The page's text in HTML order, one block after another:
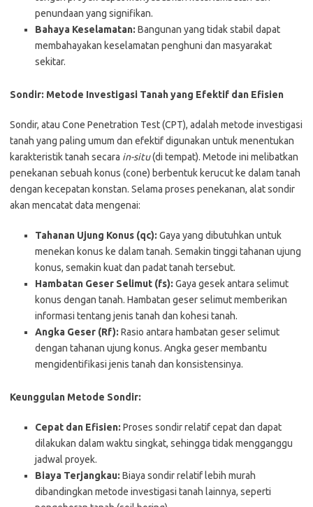
penundaan yang signifikan.
Bahaya Keselamatan: Bangunan yang tidak stabil dapat
membahayakan keselamatan penghuni dan masyarakat
sekitar.
Sondir: Metode Investigasi Tanah yang Efektif dan Efisien
Sondir, atau Cone Penetration Test (CPT), adalah metode investigasi
tanah yang paling umum dan efektif digunakan untuk menentukan
karakteristik tanah secara in-situ(di tempat). Metode ini melibatkan
penekanan sebuah konus (cone) berbentuk kerucut ke dalam tanah
dengan kecepatan konstan. Selama proses penekanan, alat sondir
akan mencatat data mengenai:
Tahanan Ujung Konus (qc): Gaya yang dibutuhkan untuk
menekan konus ke dalam tanah. Semakin tinggi tahanan ujung
konus, semakin kuat dan padat tanah tersebut.
Hambatan Geser Selimut (fs): Gaya gesek antara selimut
konus dengan tanah. Hambatan geser selimut memberikan
informasi tentang jenis tanah dan kohesi tanah.
Angka Geser (Rf): Rasio antara hambatan geser selimut
dengan tahanan ujung konus. Angka geser membantu
mengidentifikasi jenis tanah dan konsistensinya.
Keunggulan Metode Sondir:
Cepat dan Efisien: Proses sondir relatif cepat dan dapat
dilakukan dalam waktu singkat, sehingga tidak mengganggu
jadwal proyek.
Biaya Terjangkau: Biaya sondir relatif lebih murah
dibandingkan metode investigasi tanah lainnya, seperti